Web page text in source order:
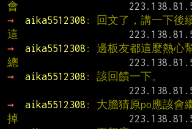
會
→
aika5512308 : 回文了，講一下後
這
→
aika5512308 : 邊板友都這麼熱心
總
→
aika5512308 : 該回饋一下。
→
aika5512308 : 大膽猜原po應該會
掉